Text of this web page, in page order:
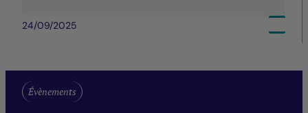
24/09/2025
Évènements